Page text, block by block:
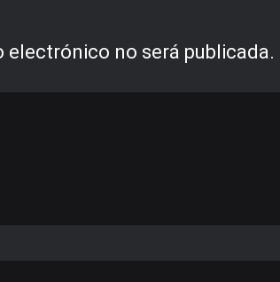
electrónico no será publicada.